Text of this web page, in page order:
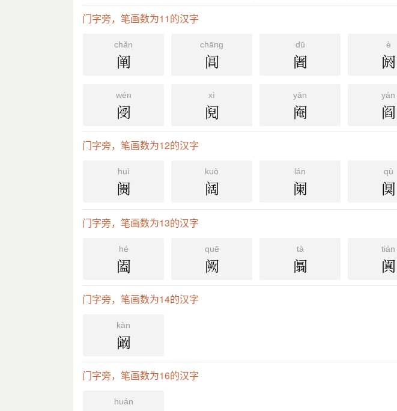
门字旁，笔画数为11的汉字
chǎn
阐
chāng
阊
dū
阇
è
阏
wén
阌
xì
阋
yān
阉
yán
阎
门字旁，笔画数为12的汉字
huì
阓
kuò
阔
lán
阑
qù
阒
门字旁，笔画数为13的汉字
hé
阖
quē
阙
tà
阘
tián
阗
门字旁，笔画数为14的汉字
kàn
阚
门字旁，笔画数为16的汉字
huán